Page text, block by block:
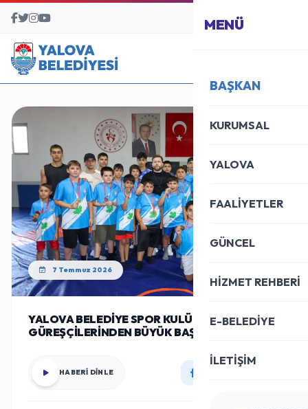
BAŞVURU MERKEZİ
MENÜ
BAŞKAN
KURUMSAL
YALOVA
FAALİYETLER
GÜNCEL
HİZMET REHBERİ
E-BELEDİYE
İLETİŞİM
7 Temmuz 2026
YALOVA BELEDİYE SPOR KULÜBÜ
GÜREŞÇİLERİNDEN BÜYÜK BAŞARI
HABERİ DİNLE